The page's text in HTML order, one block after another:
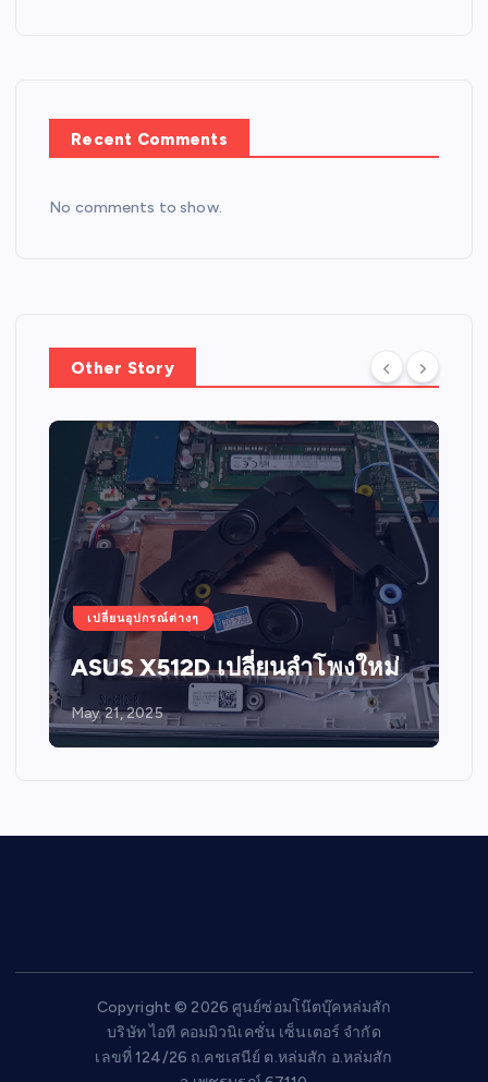
Recent Comments
No comments to show.
Other Story
เปลี่ยนอุปกรณ์ต่างๆ
ASUS X512D เปลี่ยนลำโพงใหม่
May 21, 2025
Copyright © 2026 ศูนย์ซ่อมโน๊ตบุ๊คหล่มสัก
บริษัท ไอที คอมมิวนิเคชั่น เซ็นเตอร์ จำกัด
เลขที่ 124/26 ถ.คชเสนีย์ ต.หล่มสัก อ.หล่มสัก